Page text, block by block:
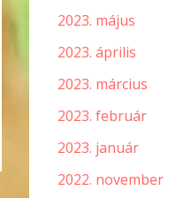
2023. május
2023. április
2023. március
2023. február
2023. január
2022. november